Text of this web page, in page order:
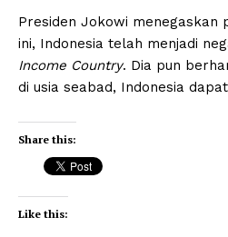
Presiden Jokowi menegaskan
ini, Indonesia telah menjadi
Income Country. Dia pun
di usia seabad, Indonesia
Share this:
Like this: